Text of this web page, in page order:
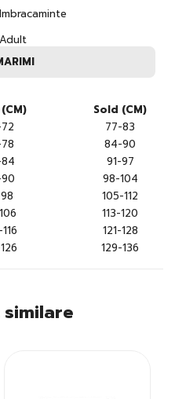
Imbracaminte
Adult
Sold (CM)
77-83
84-90
91-97
98-104
105-112
113-120
121-128
129-136